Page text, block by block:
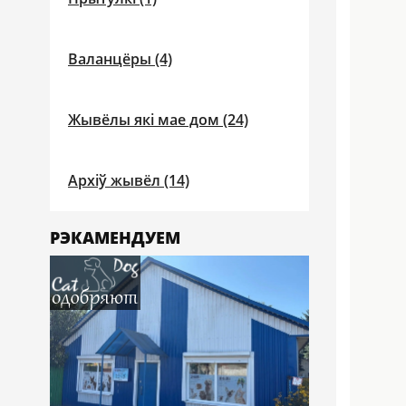
Валанцёры (4)
Жывёлы які мае дом (24)
Архіў жывёл (14)
РЭКАМЕНДУЕМ